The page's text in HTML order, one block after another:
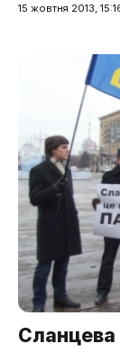
15 жовтня 2013,